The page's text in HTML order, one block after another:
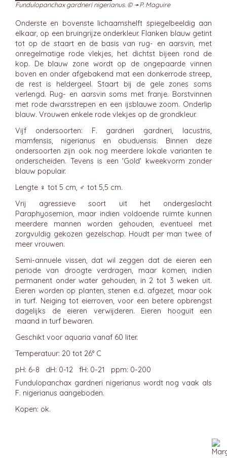
Fundulopanchax gardneri nigerianus. © ➛P. Maguire
Onderste en bovenste lichaamshelft spiegelbeeldig aan
elkaar, op een bruingrijze onderkleur. Flanken blauw getint
tot op de staart en de basis van rug- en aarsvin, met
onregelmatige rode vlekjes, het dichtst bijeen rond de
kop. De blauw zone wordt op de ongepaarde vinnen
boven en onder afgebakend mat een donkerrode streep,
de rest is heldergeel. Staart bij de gele zones soms
verlengd. Rug- en aarsvin soms met franje. Borstvinnen
met rode dwarsstrepen en een ijsblauwe zoom. Onderlip
blauw. Vrouwen enkele rode vlekjes op de grondkleur.
Vijf ondersoorten: F. gardneri gardneri, lacustris,
mamfensis, nigerianus en obuduensis. Binnen deze
ondersoorten zijn ook nog meerdere lokale varianten te
onderscheiden. Tevens is een 'Gold' kweekvorm zonder
blauw populair.
Lengte ♀ tot 5 cm, ♂ tot 5,5 cm.
Vrij agressieve soort uit het ondergeslacht
Paraphyosemion, maar indien voldoende ruimte kunnen
meerdere mannen worden gehouden, eventueel met
zorgvuldig gekozen gezelschap. Houdt per man twee of
meer vrouwen.
Semi-annuele vissen, dat wil zeggen dat de eieren een
periode van droogte verdragen, maar komen, indien
permanent onder water gehouden, in 2 tot 3 weken uit.
Eieren worden op planten, stenen e.d. afgezet, maar ook
in turf. Neiging tot eierroven, voor een betere opbrengst
dagelijks de eieren verwijderen. Eieren hooguit een
maand in turf bewaren.
Geschikt voor aquaria vanaf 60 liter.
Temperatuur: 20 tot 26° C
pH: 6-8 dH: 0-12 fH: 0-21 ppm: 0-200
Fundulopanchax gardneri nigerianus wordt nog vaak als
F. nigerianus aangeboden.
Kopen: ok.